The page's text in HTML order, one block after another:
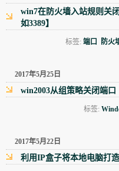
win7在防火墙入站规则关
如3389】
标签:端口 防火
2017年5月25日
win2003从组策略关闭端口
标签:
2017年5月22日
利用IP盒子将本地电脑打